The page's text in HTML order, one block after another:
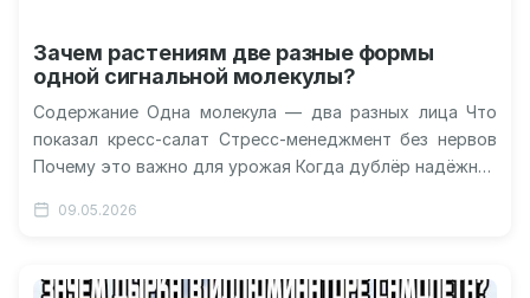
Зачем растениям две разные формы
одной сигнальной молекулы?
Содержание Одна молекула — два разных лица Что
показал кресс-салат Стресс-менеджмент без нервов
Почему это важно для урожая Когда дублёр надёжнее
09.05.2026